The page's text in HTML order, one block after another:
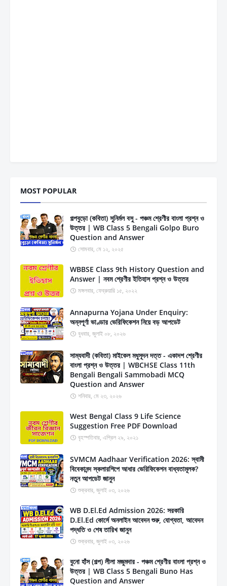
MOST POPULAR
গল্পবুড়ো (কবিতা) সুনির্মল বসু - পঞ্চম শ্রেণীর বাংলা প্রশ্ন ও
উত্তর | WB Class 5 Bengali Golpo Buro
Question and Answer
সোমবার, মে ১২, ২০২৫
WBBSE Class 9th History Question and
Answer | নবম শ্রেণীর ইতিহাস প্রশ্ন ও উত্তর
মঙ্গলবার, ফেব্রুয়ারি ১৫, ২০২২
Annapurna Yojana Under Enquiry:
অন্নপূর্ণা ভাণ্ডার ভেরিফিকেশন নিয়ে বড় আপডেট
বুধবার, জুলাই ০৮, ২০২৬
সাম্যবাদী (কবিতা) মাইকেল মধুসূদন দত্ত - একাদশ শ্রেণীর
বাংলা প্রশ্ন ও উত্তর | WBCHSE Class 11th
Bengali Bengali Sammobadi MCQ
Question and Answer
শনিবার, মে ২৩, ২০২৬
West Bengal Class 9 Life Science
Suggestion Free PDF Download
বৃহস্পতিবার, এপ্রিল ২৯, ২০২১
SVMCM Aadhaar Verification 2026: স্বামী
বিবেকানন্দ স্কলারশিপে আধার ভেরিফিকেশন বাধ্যতামূলক?
নতুন আপডেট জানুন
শুক্রবার, জুলাই ০৩, ২০২৬
WB D.El.Ed Admission 2026: সরকারি
D.El.Ed কোর্সে অনলাইন আবেদন শুরু, যোগ্যতা, আবেদন
পদ্ধতি ও শেষ তারিখ জানুন
শুক্রবার, জুলাই ০৩, ২০২৬
বুনো হাঁস (গল্প) লীলা মজুমদার - পঞ্চম শ্রেণীর বাংলা প্রশ্ন ও
উত্তর | WB Class 5 Bengali Buno Has
Question and Answer